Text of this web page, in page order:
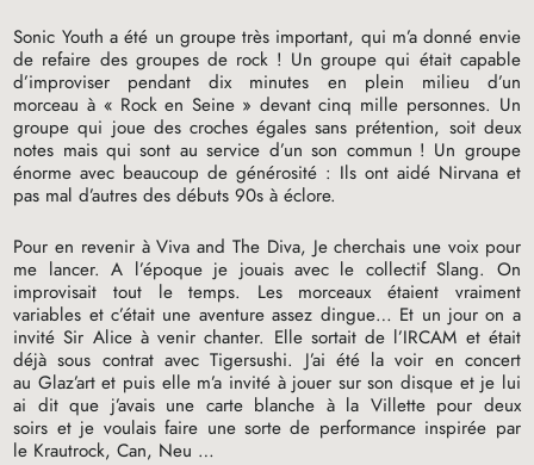
Sonic Youth a été un groupe très important, qui m’a donné envie
de refaire des groupes de rock ! Un groupe qui était capable
d’improviser pendant dix minutes en plein milieu d’un
morceau à « Rock en Seine » devant cinq mille personnes. Un
groupe qui joue des croches égales sans prétention, soit deux
notes mais qui sont au service d’un son commun ! Un groupe
énorme avec beaucoup de générosité : Ils ont aidé Nirvana et
pas mal d’autres des débuts 90s à éclore.
Pour en revenir à Viva and The Diva, Je cherchais une voix pour
me lancer. A l’époque je jouais avec le collectif Slang. On
improvisait tout le temps. Les morceaux étaient vraiment
variables et c’était une aventure assez dingue… Et un jour on a
invité Sir Alice à venir chanter. Elle sortait de l’IRCAM et était
déjà sous contrat avec Tigersushi. J’ai été la voir en concert
au Glaz’art et puis elle m’a invité à jouer sur son disque et je lui
ai dit que j’avais une carte blanche à la Villette pour deux
soirs et je voulais faire une sorte de performance inspirée par
le Krautrock, Can, Neu …